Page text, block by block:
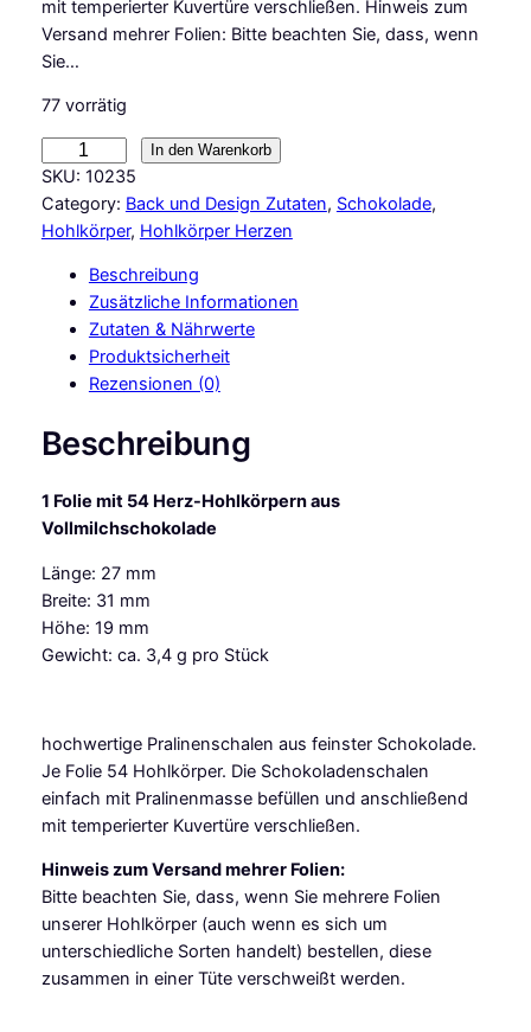
mit temperierter Kuvertüre verschließen. Hinweis zum
Versand mehrer Folien: Bitte beachten Sie, dass, wenn
Sie…
77 vorrätig
M
B
a
e
H
r
z
-
H
l
k
ö
r
p
e
In den Warenkorb
SKU: 10235
Category: Back und Design Zutaten, Schokolade
Hohlkörper, Hohlkörper Herzen
Beschreibung
Zusätzliche Informationen
Zutaten & Nährwerte
Produktsicherheit
Rezensionen (0)
Beschreibung
1 Folie mit 54 Herz-Hohlkörpern aus
Vollmilchschokolade
Länge: 27 mm
Breite: 31 mm
Höhe: 19 mm
Gewicht: ca. 3,4 g pro Stück
hochwertige Pralinenschalen aus feinster Schokolade.
Je Folie 54 Hohlkörper. Die Schokoladenschalen
einfach mit Pralinenmasse befüllen und anschließend
mit temperierter Kuvertüre verschließen.
Hinweis zum Versand mehrer Folien:
Bitte beachten Sie, dass, wenn Sie mehrere Folien
unserer Hohlkörper (auch wenn es sich um
unterschiedliche Sorten handelt) bestellen, diese
zusammen in einer Tüte verschweißt werden.